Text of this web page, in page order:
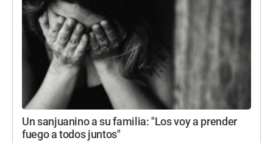
Un sanjuanino a su familia: "Los voy a prender
fuego a todos juntos"